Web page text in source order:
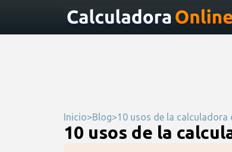
Inicio>Blog>10 usos de la calculadora
10 usos de la